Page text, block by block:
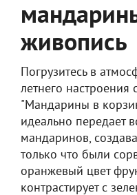
живопись
Погрузитесь в
летнего
"Мандарины в
идеально передает
мандаринов,
только что были
оранжевый цвет
контрастирует с